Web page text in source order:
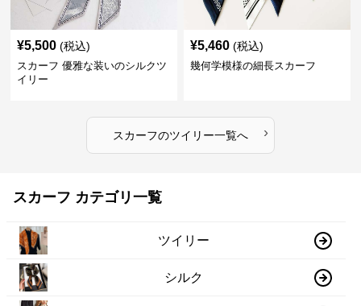
¥5,500 (税込)
スカーフ 優雅な装いのシルクツ
イリー
¥5,460 (税込)
幾何学模様の細長スカーフ
スカーフのツイリー一覧へ ›
スカーフ カテゴリ一覧
ツイリー
シルク